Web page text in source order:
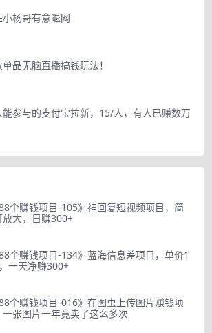
小杨哥有意退网
品无脑直播搞钱玩法！
能参与的支付宝拉新，15/人，有人已赚数万
个赚钱项目-105》神回复短视频项目，简
放大，日赚300+
个赚钱项目-134》蓝海信息差项目，单价1
一天净赚300+
个赚钱项目-016》在图虫上传图片赚钱项
一张图片一年竟卖了这么多次